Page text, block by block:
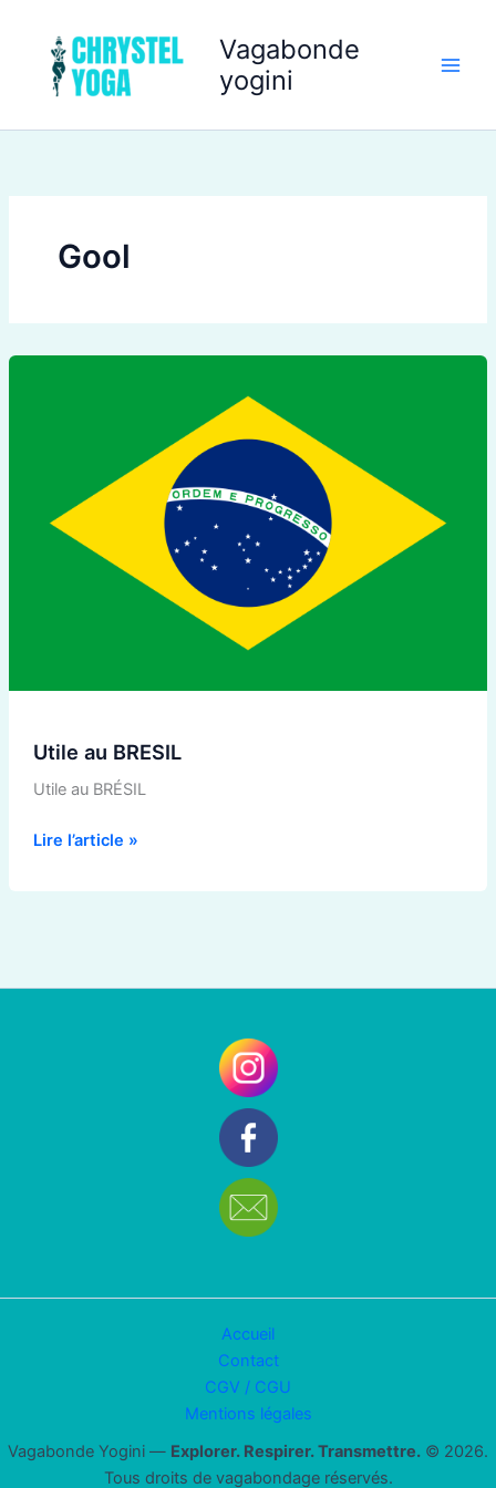
contenu
Vagabonde
yogini
Gool
Utile au BRESIL
Utile au BRÉSIL
Lire l’article »
Accueil
Contact
CGV / CGU
Mentions légales
Vagabonde Yogini — Explorer. Respirer. Transmettre. © 2026.
Tous droits de vagabondage réservés.